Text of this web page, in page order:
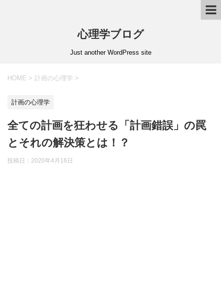
心理学ブログ
Just another WordPress site
HOME > 計画の心理学 >
計画の心理学
全ての計画を狂わせる「計画錯誤」の罠
とそれの解決策とは！？
投稿日： 2020年4月16日